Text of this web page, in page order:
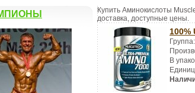
Купить Аминокислоты
доставка, доступные цены.
100%
Группа:
В